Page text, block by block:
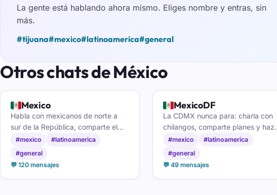
La gente está hablando ahora mismo. Eliges nombre y entras, sin
más.
#tijuana#mexico#latinoamerica#general
Otros chats de México
🇲🇽Mexico
Habla con mexicanos de norte a
sur de la República, comparte el
día a día y haz amistades nuevas
en el chat de México.
#mexico
#latinoamerica
#general
💬 120 mensajes
🇲🇽MexicoDF
La CDMX nunca para: charla con
chilangos, comparte planes y haz
contactos en el chat de México DF.
#mexico
#latinoamerica
#general
💬 49 mensajes